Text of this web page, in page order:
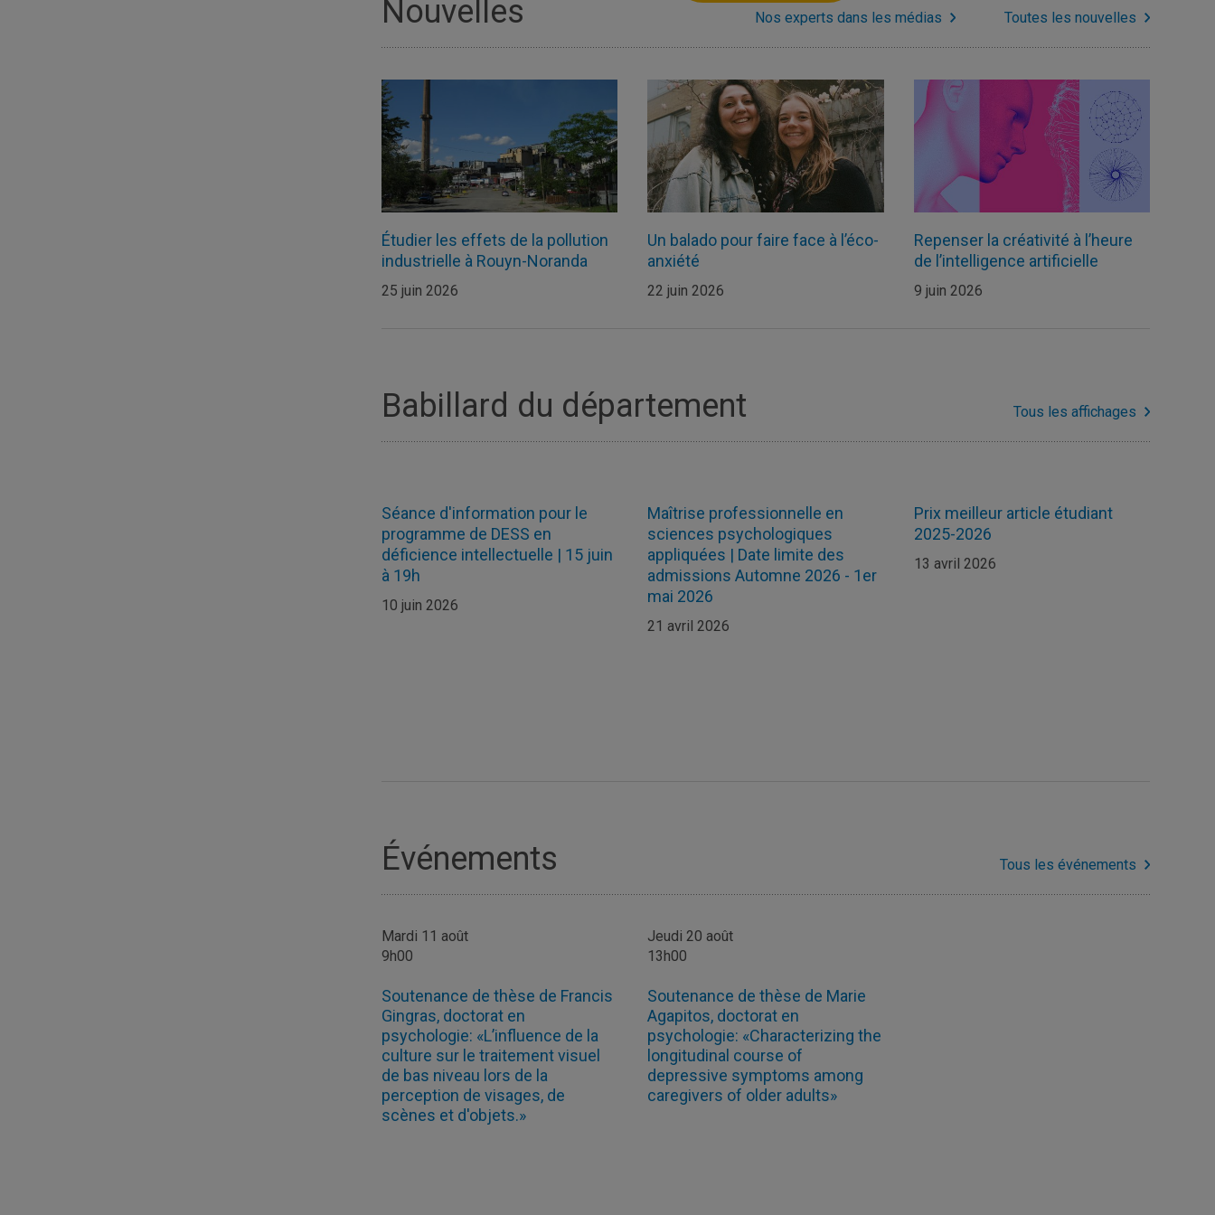
Nouvelles Nos experts dans les médias Toutes les nouvelles
Étudier les effets de la pollution
industrielle à Rouyn-Noranda
25 juin 2026
Un balado pour faire face à l’éco-
anxiété
22 juin 2026
Repenser la créativité à l’heure
de l’intelligence artificielle
9 juin 2026
Babillard du département Tous les affichages
Séance d'information pour le
programme de DESS en
déficience intellectuelle | 15 juin
à 19h
10 juin 2026
Maîtrise professionnelle en
sciences psychologiques
appliquées | Date limite des
admissions Automne 2026 - 1er
mai 2026
21 avril 2026
Prix meilleur article étudiant
2025-2026
13 avril 2026
Événements Tous les événements
Mardi 11 août
9h00
Soutenance de thèse de Francis
Gingras, doctorat en
psychologie: «L’influence de la
culture sur le traitement visuel
de bas niveau lors de la
perception de visages, de
scènes et d'objets.»
Jeudi 20 août
13h00
Soutenance de thèse de Marie
Agapitos, doctorat en
psychologie: «Characterizing the
longitudinal course of
depressive symptoms among
caregivers of older adults»